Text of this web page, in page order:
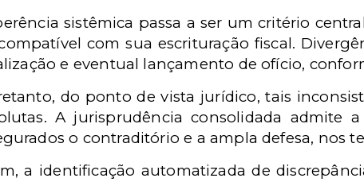
sistêmica passa a ser um critério
com sua escrituração fiscal.
e eventual lançamento de ofício,
do ponto de vista jurídico, tais
A jurisprudência consolidada admite
o contraditório e a ampla defesa, nos
a identificação automatizada de